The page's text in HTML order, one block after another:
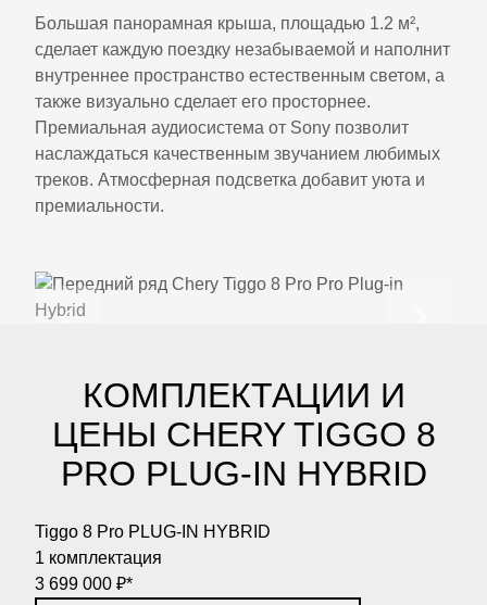
Большая панорамная крыша, площадью 1.2 м²,
сделает каждую поездку незабываемой и наполнит
внутреннее пространство естественным светом, а
также визуально сделает его просторнее.
Премиальная аудиосистема от Sony позволит
наслаждаться качественным звучанием любимых
треков. Атмосферная подсветка добавит уюта и
премиальности.
КОМПЛЕКТАЦИИ И
ЦЕНЫ CHERY TIGGO 8
PRO PLUG-IN HYBRID
Tiggo 8 Pro PLUG-IN HYBRID
1 комплектация
3 699 000 ₽*